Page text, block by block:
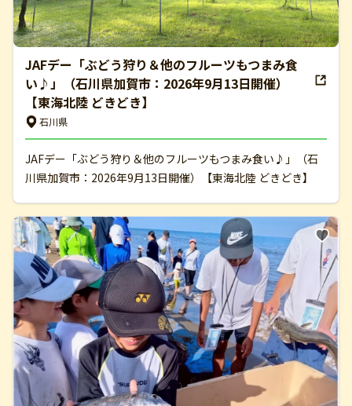
JAFデー「ぶどう狩り＆他のフルーツもつまみ食
い♪」（石川県加賀市：2026年9月13日開催）
【東海北陸 どきどき】
石川県
JAFデー「ぶどう狩り＆他のフルーツもつまみ食い♪」（石
川県加賀市：2026年9月13日開催）【東海北陸 どきどき】